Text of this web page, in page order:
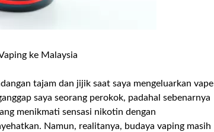
ke Malaysia
tajam dan jijik saat saya mengeluarkan vape
saya seorang perokok, padahal sebenarnya
menikmati sensasi nikotin dengan
Namun, realitanya, budaya vaping masih